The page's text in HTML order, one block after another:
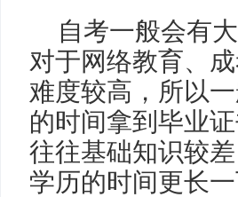
自考一般会有
对于网络教育、
难度较高，所以
的时间拿到毕业
往往基础知识较
学历的时间更长